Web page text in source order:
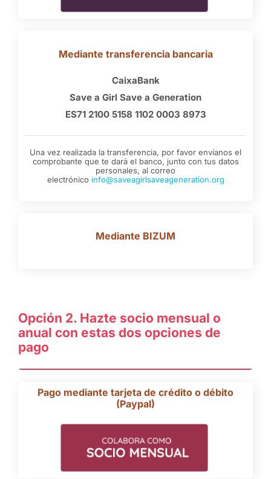
Mediante transferencia bancaria
CaixaBank
Save a Girl Save a Generation
ES71 2100 5158 1102 0003 8973
Una vez realizada la transferencia, por favor envíanos el
comprobante que te dará el banco, junto con tus datos
personales, al correo
electrónico info@saveagirlsaveageneration.org
Mediante BIZUM
Opción 2. Hazte socio mensual o
anual con estas dos opciones de
pago
Pago mediante tarjeta de crédito o débito
(Paypal)